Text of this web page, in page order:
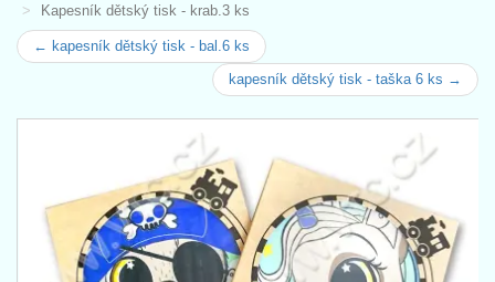
Kapesník dětský tisk - krab.3 ks
← kapesník dětský tisk - bal.6 ks
kapesník dětský tisk - taška 6 ks →